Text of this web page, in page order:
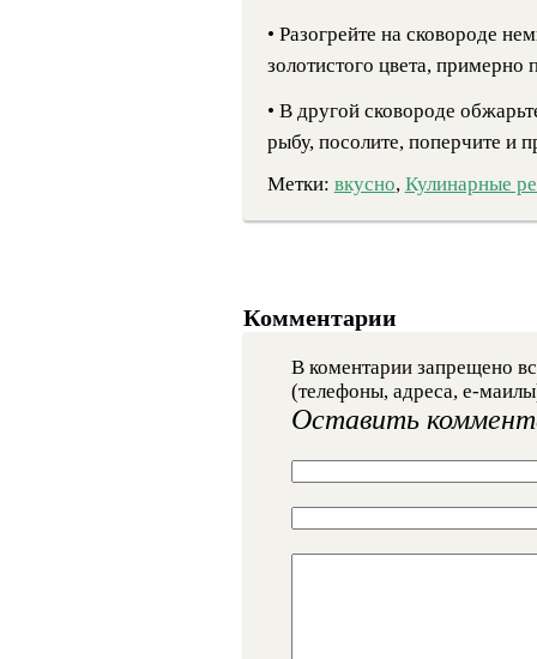
• Разогрейте на сковороде
золотистого цвета,
• В другой сковороде
рыбу, посолите, поперчите и
Метки: вкусно, Кулинарные
Комментарии
В коментарии запрещено
(телефоны, адреса, е-
Оставить